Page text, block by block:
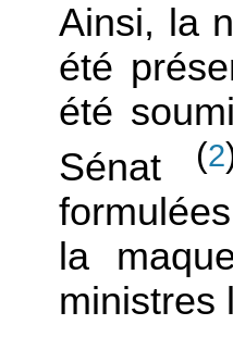
Ainsi, la
été
été
Sénat
(2
la
ministres